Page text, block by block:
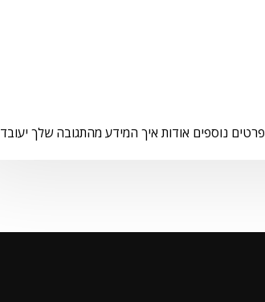
פרטים נוספים אודות איך המידע מהתגובה שלך יעובד